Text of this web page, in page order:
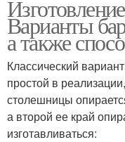
Варианты
а также
Классический
простой в
столешницы
а второй ее край
изготавливаться: